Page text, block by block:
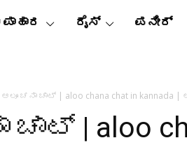
ರೈಸ್ ಪನೀರ್
ಆಲೂ ಚನಾ ಚಾಟ್ | aloo chana chat in kannada |
ಚಾಟ್ | aloo